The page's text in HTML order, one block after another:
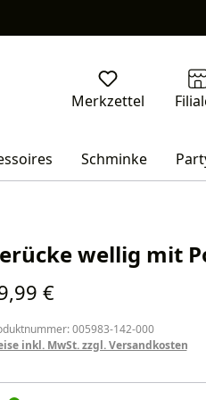
Schminke
wellig mit
Preis:
€
005983-142-000
inkl. MwSt. zzgl. Versandkosten